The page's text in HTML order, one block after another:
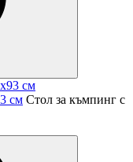
см Стол за къмпинг с